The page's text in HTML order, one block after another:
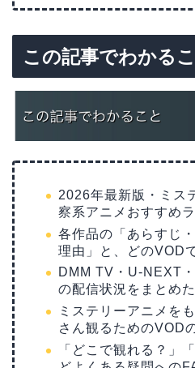
この記事でわかる
2026年最新版・ミス
察系アニメおすすめ
各作品の「あらすじ
理由」と、どのVOD
DMM TV・U-NEXT
の配信状況をまとめ
ミステリーアニメを
さん観るためのVOD
「どこで観れる？」